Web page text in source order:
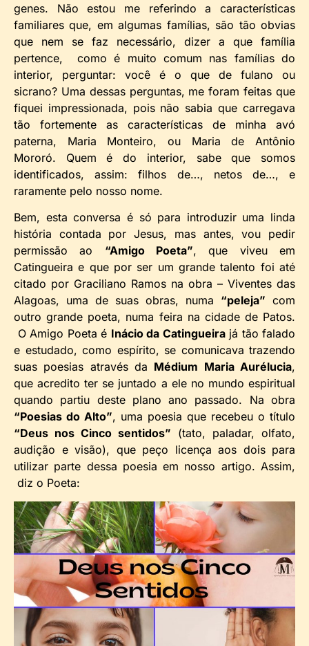
genes. Não estou me referindo a características
familiares que, em algumas famílias, são tão obvias
que nem se faz necessário, dizer a que família
pertence, como é muito comum nas famílias do
interior, perguntar: você é o que de fulano ou
sicrano? Uma dessas perguntas, me foram feitas que
fiquei impressionada, pois não sabia que carregava
tão fortemente as características de minha avó
paterna, Maria Monteiro, ou Maria de Antônio
Mororó. Quem é do interior, sabe que somos
identificados, assim: filhos de…, netos de…, e
raramente pelo nosso nome.
Bem, esta conversa é só para introduzir uma linda
história contada por Jesus, mas antes, vou pedir
permissão ao “Amigo Poeta”, que viveu em
Catingueira e que por ser um grande talento foi até
citado por Graciliano Ramos na obra – Viventes das
Alagoas, uma de suas obras, numa “peleja” com
outro grande poeta, numa feira na cidade de Patos.
O Amigo Poeta é Inácio da Catingueirajá tão falado
e estudado, como espírito, se comunicava trazendo
suas poesias através da Médium Maria Aurélucia,
que acredito ter se juntado a ele no mundo espiritual
quando partiu deste plano ano passado. Na obra
“Poesias do Alto”, uma poesia que recebeu o título
“Deus nos Cinco sentidos” (tato, paladar, olfato,
audição e visão), que peço licença aos dois para
utilizar parte dessa poesia em nosso artigo. Assim,
diz o Poeta: